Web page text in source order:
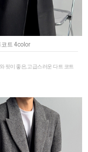
코트 4color
핏이 좋은, 고급스러운 다트 코트